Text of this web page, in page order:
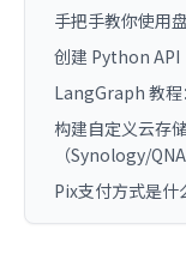
手把手教你使用
创建 Python API
LangGraph 教
构建自定义云存
（Synology/
Pix支付方式是什